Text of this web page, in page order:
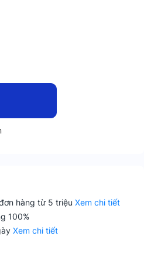
hàng từ 5 triệu Xem chi tiết
100%
Xem chi tiết